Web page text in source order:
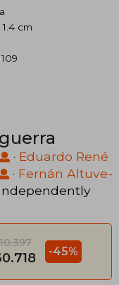
1.4 cm
· Eduardo René
· Fernán Altuve-
-45%